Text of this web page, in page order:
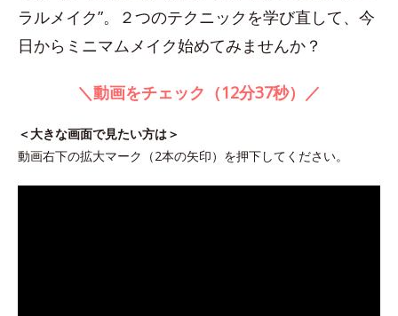
ラルメイク”。２つのテクニックを学び直して、今
日からミニマムメイク始めてみませんか？
＼動画をチェック（12分37秒）／
＜大きな画面で見たい方は＞
動画右下の拡大マーク（2本の矢印）を押下してください。